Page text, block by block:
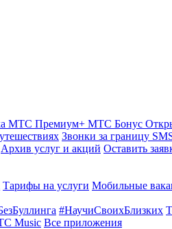
МТС Премиум+ МТС Бонус
Звонки за границу
Архив услуг и акций Оставить
Тарифы на услуги Мобильные
#НаучиСвоихБлизких
Music Все приложения